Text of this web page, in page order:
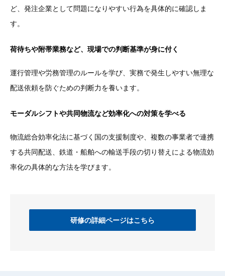
ど、発注企業として問題になりやすい行為を具体的に確認しま
す。
荷待ちや附帯業務など、現場での判断基準が身に付く
運行管理や労務管理のルールを学び、実務で発生しやすい無理な
配送依頼を防ぐための判断力を養います。
モーダルシフトや共同物流など効率化への対策を学べる
物流総合効率化法に基づく国の支援制度や、複数の事業者で連携
する共同配送、鉄道・船舶への輸送手段の切り替えによる物流効
率化の具体的な方法を学びます。
研修の詳細ページはこちら